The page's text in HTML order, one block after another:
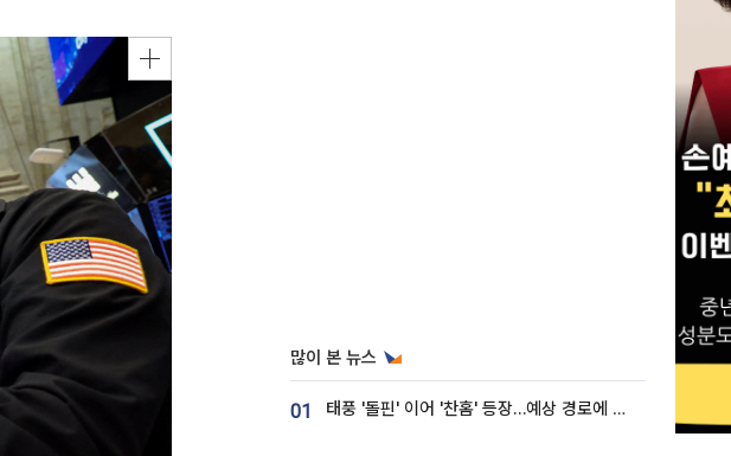
많이 본 뉴스
01 태풍 '돌핀' 이어 '찬홈' 등장…예상 경로에 한국 '한숨'